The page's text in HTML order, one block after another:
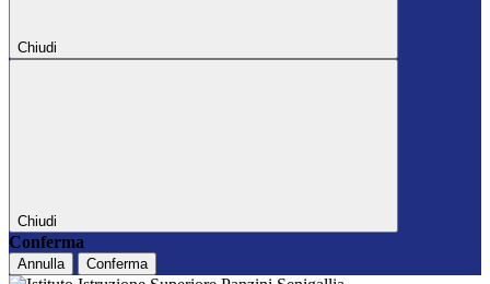
Chiudi
Chiudi
Conferma
Annulla Conferma